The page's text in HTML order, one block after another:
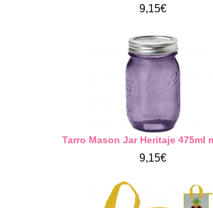
9,15€
Tarro Mason Jar Heritaje 475ml
9,15€